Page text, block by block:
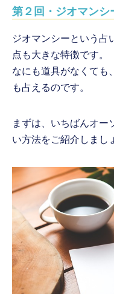
第２回・ジオマンシ
ジオマンシーという占
点も大きな特徴です。
なにも道具がなくても
も占えるのです。
まずは、いちばんオー
い方法をご紹介しまし